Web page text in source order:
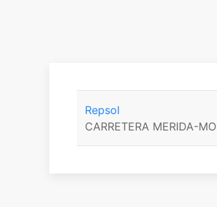
Repsol
CARRETERA MERIDA-